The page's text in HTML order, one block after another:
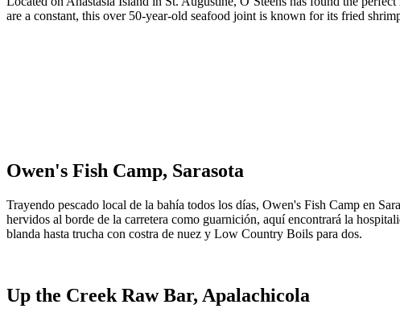
are a constant, this over 50-year-old seafood joint is known for its fried
Owen's Fish Camp, Sarasota
Trayendo pescado local de la bahía todos los días, Owen's Fish Camp en
hervidos al borde de la carretera como guarnición, aquí encontrará la
blanda hasta trucha con costra de nuez y Low Country Boils para dos.
Up the Creek Raw Bar, Apalachicola